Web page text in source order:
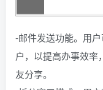
-邮件发送功能。用
户，以提高办事效率
友分享。